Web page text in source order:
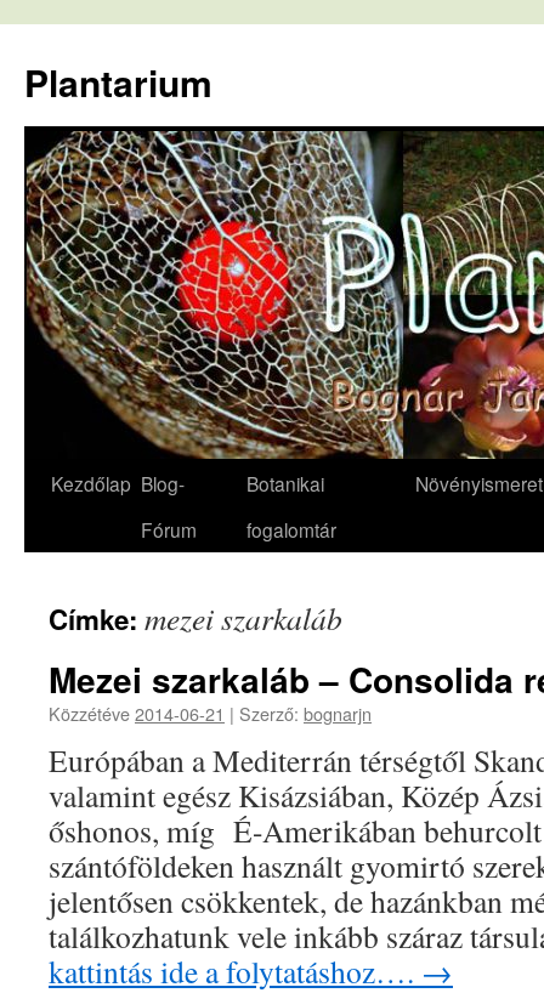
tartalomba
Plantarium
Kezdőlap Blog-
Fórum
Botanikai
fogalomtár
Növényismeret
Címke: mezei szarkaláb
Mezei szarkaláb – Consolida
Közzétéve2014-06-21 | Szerző: bognarjn
Európában a Mediterrán térségtől
valamint egész Kisázsiában, Közép
őshonos, míg É-Amerikában
szántóföldeken használt gyomirtó
jelentősen csökkentek, de hazánkban
találkozhatunk vele inkább száraz
kattintás ide a folytatáshoz…. →